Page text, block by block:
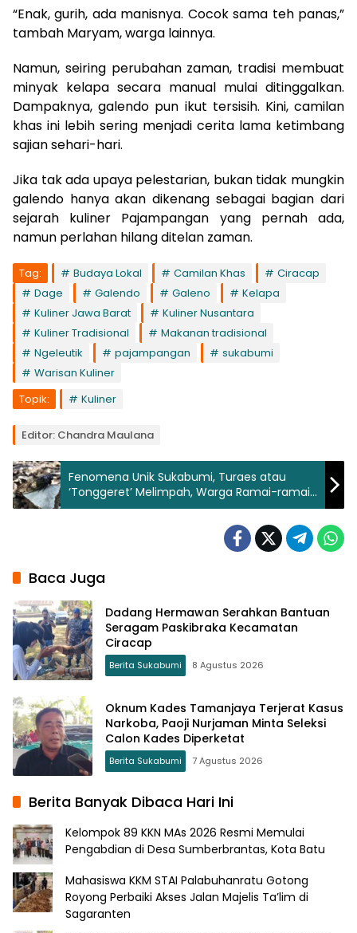
“Enak, gurih, ada manisnya. Cocok sama teh panas,”
tambah Maryam, warga lainnya.
Namun, seiring perubahan zaman, tradisi membuat
minyak kelapa secara manual mulai ditinggalkan.
Dampaknya, galendo pun ikut tersisih. Kini, camilan
khas ini lebih sering menjadi cerita lama ketimbang
sajian sehari-hari.
Jika tak ada upaya pelestarian, bukan tidak mungkin
galendo hanya akan dikenang sebagai bagian dari
sejarah kuliner Pajampangan yang pernah ada,
namun perlahan hilang ditelan zaman.
Tag: Budaya Lokal Camilan Khas
Ciracap
Dage
Galendo Galeno
Kelapa
Kuliner Jawa Barat
Kuliner Nusantara
Kuliner Tradisional
Makanan tradisional
Ngeleutik
pajampangan
sukabumi
Warisan Kuliner
Topik:
Kuliner
Editor: Chandra Maulana
Fenomena Unik Sukabumi, Turaes atau
‘Tonggeret’ Melimpah, Warga Ramai-ramai
Mengolahnya Jadi Makanan
Baca Juga
Dadang Hermawan Serahkan Bantuan
Seragam Paskibraka Kecamatan
Ciracap
Berita Sukabumi 8 Agustus 2026
Oknum Kades Tamanjaya Terjerat Kasus
Narkoba, Paoji Nurjaman Minta Seleksi
Calon Kades Diperketat
Berita Sukabumi 7 Agustus 2026
Berita Banyak Dibaca Hari Ini
Kelompok 89 KKN MAs 2026 Resmi Memulai
Pengabdian di Desa Sumberbrantas, Kota Batu
Mahasiswa KKM STAI Palabuhanratu Gotong
Royong Perbaiki Akses Jalan Majelis Ta’lim di
Sagaranten